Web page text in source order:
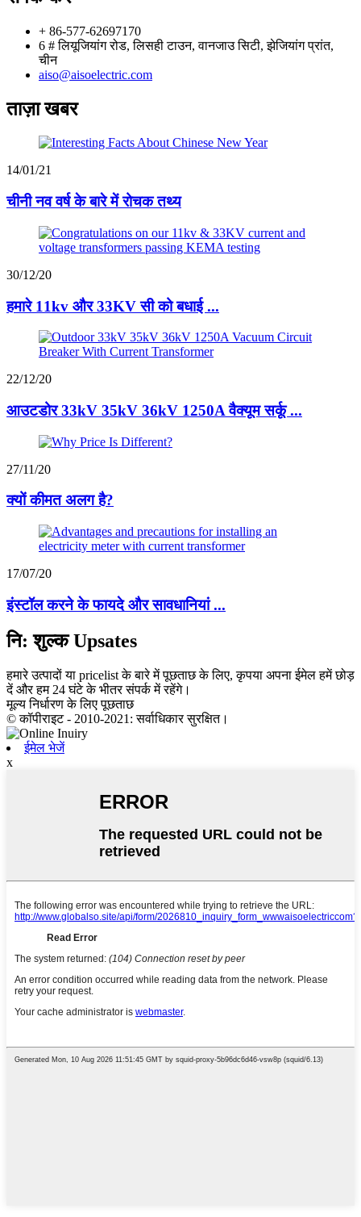
+ 86-577-62697170
6 # लियूजियांग रोड, लिसही टाउन, वानजाउ सिटी, झेजियांग प्रांत,
चीन
aiso@aisoelectric.com
ताज़ा खबर
14/01/21
चीनी नव वर्ष के बारे में रोचक तथ्य
30/12/20
हमारे 11kv और 33KV सी को बधाई ...
22/12/20
आउटडोर 33kV 35kV 36kV 1250A वैक्यूम सर्कू ...
27/11/20
क्यों कीमत अलग है?
17/07/20
इंस्टॉल करने के फायदे और सावधानियां ...
नि: शुल्क Upsates
हमारे उत्पादों या pricelist के बारे में पूछताछ के लिए, कृपया अपना ईमेल हमें छोड़
दें और हम 24 घंटे के भीतर संपर्क में रहेंगे।
मूल्य निर्धारण के लिए पूछताछ
© कॉपीराइट - 2010-2021: सर्वाधिकार सुरक्षित।
ईमेल भेजें
x